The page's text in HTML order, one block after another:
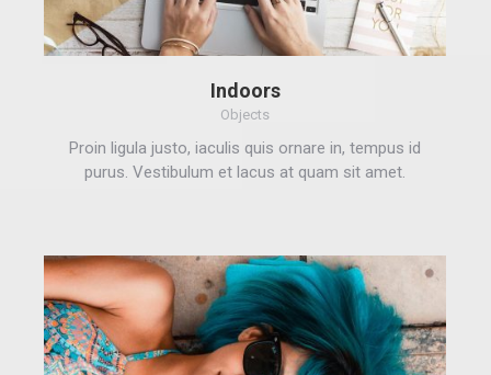
Indoors
Objects
Proin ligula justo, iaculis quis ornare in, tempus id
purus. Vestibulum et lacus at quam sit amet.